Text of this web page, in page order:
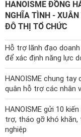
HANOISME ĐỒNG
NGHĨA TÌNH - XUÂN
ĐÔ THỊ TỔ CHỨC
Hỗ trợ lãnh đạo
để xác định năng lực
HANOISME chung
quân hỗ trợ các nhân
HANOISME gửi 10
trợ, tháo gỡ khó
nghiệp